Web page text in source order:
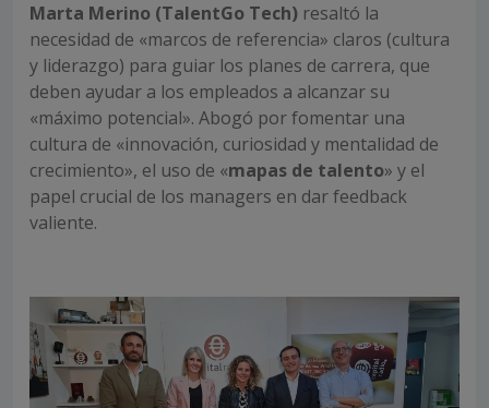
Marta Merino (TalentGo Tech) resaltó la
necesidad de «marcos de referencia» claros (cultura
y liderazgo) para guiar los planes de carrera, que
deben ayudar a los empleados a alcanzar su
«máximo potencial». Abogó por fomentar una
cultura de «innovación, curiosidad y mentalidad de
crecimiento», el uso de «mapas de talento» y el
papel crucial de los managers en dar feedback
valiente.